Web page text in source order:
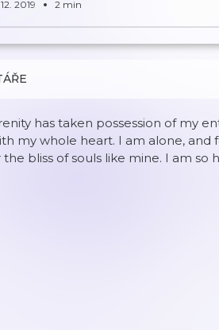
2019 2 min
has taken possession of my
my whole heart. I am alone,
bliss of souls like mine. I am so